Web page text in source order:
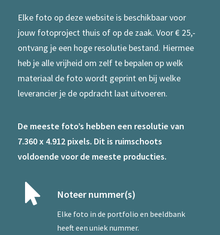
Elke foto op deze website is beschikbaar voor
jouw fotoproject thuis of op de zaak. Voor € 25,-
ontvang je een hoge resolutie bestand. Hiermee
heb je alle vrijheid om zelf te bepalen op welk
materiaal de foto wordt geprint en bij welke
leverancier je de opdracht laat uitvoeren.
De meeste foto’s hebben een resolutie van
7.360 x 4.912 pixels. Dit is ruimschoots
voldoende voor de meeste producties.
Noteer nummer(s)
Elke foto in de portfolio en beeldbank
heeft een uniek nummer.